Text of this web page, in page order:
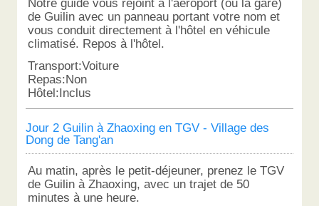
Notre guide vous rejoint à l'aéroport (ou la gare)
de Guilin avec un panneau portant votre nom et
vous conduit directement à l'hôtel en véhicule
climatisé. Repos à l'hôtel.
Transport:Voiture
Repas:Non
Hôtel:Inclus
Jour 2 Guilin à Zhaoxing en TGV - Village des
Dong de Tang'an
Au matin, après le petit-déjeuner, prenez le TGV
de Guilin à Zhaoxing, avec un trajet de 50
minutes à une heure.